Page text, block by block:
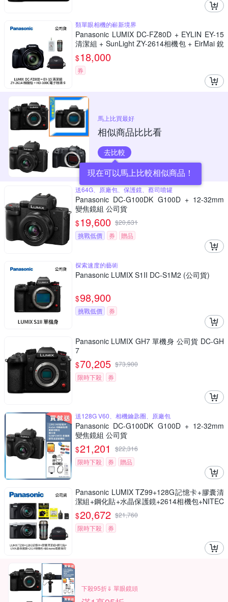
類單眼相機的嶄新境界
Panasonic LUMIX DC-FZ80D + EYLIN EY-15
清潔組 + SunLight ZY-2614相機包 + EirMai 銳
瑪 HD-100C電子除濕卡 FZ80D (公司貨)
$18,000
券
馬上比買最好
相似商品比比看
去比較
現在可以馬上比較相似商品！
送64G、原廠包、保護鏡、蔡司噴罐
Panasonic DC-G100DK G100D + 12-32mm
變焦鏡組 公司貨
$19,600 $20,631
挑戰低價
券 贈品
探索速度的藝術
Panasonic LUMIX S1II DC-S1M2 (公司貨)
$98,900
挑戰低價 券
Panasonic LUMIX GH7 單機身 公司貨 DC-GH
7
$70,205 $73,900
限時下殺
券
送128G V60、相機鑰匙圈、原廠包
Panasonic DC-G100DK G100D + 12-32mm
變焦鏡組 公司貨
$21,201 $22,316
限時下殺
券 贈品
Panasonic LUMIX TZ99+128G記憶卡+膠囊清
潔組+鋼化貼+水晶保護鏡+2614相機包+NITEC
ORE BB nano 迷你電動氣吹(公司貨)
$20,672 $21,760
限時下殺
券
下殺95折⇓ 單眼鏡頭